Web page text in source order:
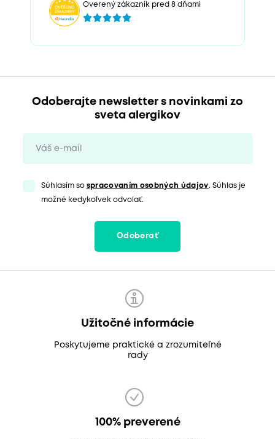
Overený zákazník pred 8 dňami
Odoberajte newsletter s novinkami zo
sveta alergikov
Súhlasím so spracovaním osobných údajov. Súhlas je
možné kedykoľvek odvolať.
Odoberať
Užitočné informácie
Poskytujeme praktické a zrozumiteľné
rady
100% preverené